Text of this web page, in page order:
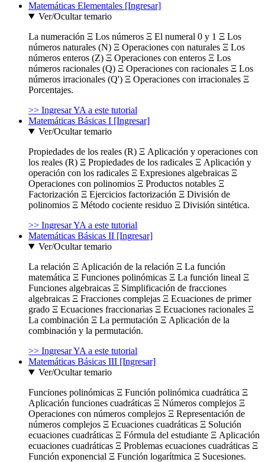
Matemáticas Elementales [Ingresar]
Ver/Ocultar temario
La numeración Ξ Los números Ξ El numeral 0 y 1 Ξ Los
números naturales (N) Ξ Operaciones con naturales Ξ Los
números enteros (Z) Ξ Operaciones con enteros Ξ Los
números racionales (Q) Ξ Operaciones con racionales Ξ Los
números irracionales (Q') Ξ Operaciones con irracionales Ξ
Porcentajes.
>> Ingresar YA a este tutorial
Matemáticas Básicas I [Ingresar]
Ver/Ocultar temario
Propiedades de los reales (R) Ξ Aplicación y operaciones con
los reales (R) Ξ Propiedades de los radicales Ξ Aplicación y
operación con los radicales Ξ Expresiones algebraicas Ξ
Operaciones con polinomios Ξ Productos notables Ξ
Factorización Ξ Ejercicios factorización Ξ División de
polinomios Ξ Método cociente residuo Ξ División sintética.
>> Ingresar YA a este tutorial
Matemáticas Básicas II [Ingresar]
Ver/Ocultar temario
La relación Ξ Aplicación de la relación Ξ La función
matemática Ξ Funciones polinómicas Ξ La función lineal Ξ
Funciones algebraicas Ξ Simplificación de fracciones
algebraicas Ξ Fracciones complejas Ξ Ecuaciones de primer
grado Ξ Ecuaciones fraccionarias Ξ Ecuaciones racionales Ξ
La combinación Ξ La permutación Ξ Aplicación de la
combinación y la permutación.
>> Ingresar YA a este tutorial
Matemáticas Básicas III [Ingresar]
Ver/Ocultar temario
Funciones polinómicas Ξ Función polinómica cuadrática Ξ
Aplicación funciones cuadráticas Ξ Números complejos Ξ
Operaciones con números complejos Ξ Representación de
números complejos Ξ Ecuaciones cuadráticas Ξ Solución
ecuaciones cuadráticas Ξ Fórmula del estudiante Ξ Aplicación
ecuaciones cuadráticas Ξ Problemas ecuaciones cuadráticas Ξ
Función exponencial Ξ Función logarítmica Ξ Sucesiones.